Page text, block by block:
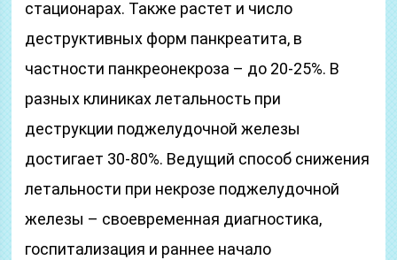
стационарах. Также растет и число
деструктивных форм панкреатита, в
частности панкреонекроза – до 20-25%. В
разных клиниках летальность при
деструкции поджелудочной железы
достигает 30-80%. Ведущий способ снижения
летальности при некрозе поджелудочной
железы – своевременная диагностика,
госпитализация и раннее начало